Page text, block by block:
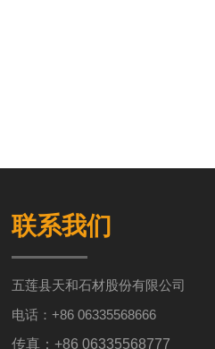
联系我们
五莲县天和石材股份有限公司
电话：+86 06335568666
传真：+86 06335568777